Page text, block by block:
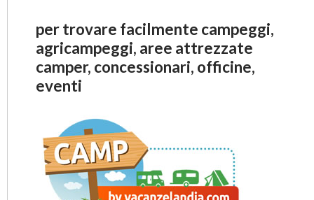
per trovare facilmente campeggi,
agricampeggi, aree attrezzate
camper, concessionari, officine,
eventi